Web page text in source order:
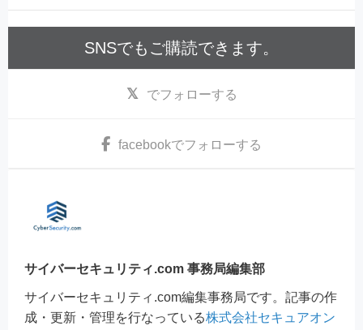
SNSでもご購読できます。
でフォローする
facebookでフォローする
サイバーセキュリティ.com 事務局編集部
サイバーセキュリティ.com編集事務局です。記事の作
成・更新・管理を行なっている株式会社セキュアオン